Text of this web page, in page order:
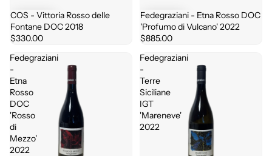
COS - Vittoria Rosso delle
Fontane DOC 2018
$330.00
Fedegraziani - Etna Rosso DOC
'Profumo di Vulcano' 2022
$885.00
Fedegraziani
-
Etna
Rosso
DOC
'Rosso
di
Mezzo'
2022
Fedegraziani
-
Terre
Siciliane
IGT
'Mareneve'
2022